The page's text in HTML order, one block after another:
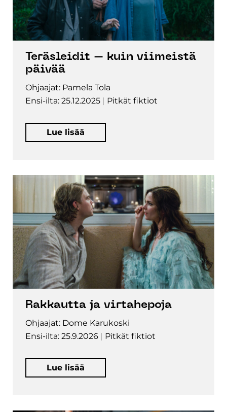
Teräsleidit – kuin viimeistä
päivää
Ohjaajat: Pamela Tola
Ensi-ilta: 25.12.2025
Pitkät fiktiot
Lue lisää
Rakkautta ja virtahepoja
Ohjaajat: Dome Karukoski
Ensi-ilta: 25.9.2026
Pitkät fiktiot
Lue lisää